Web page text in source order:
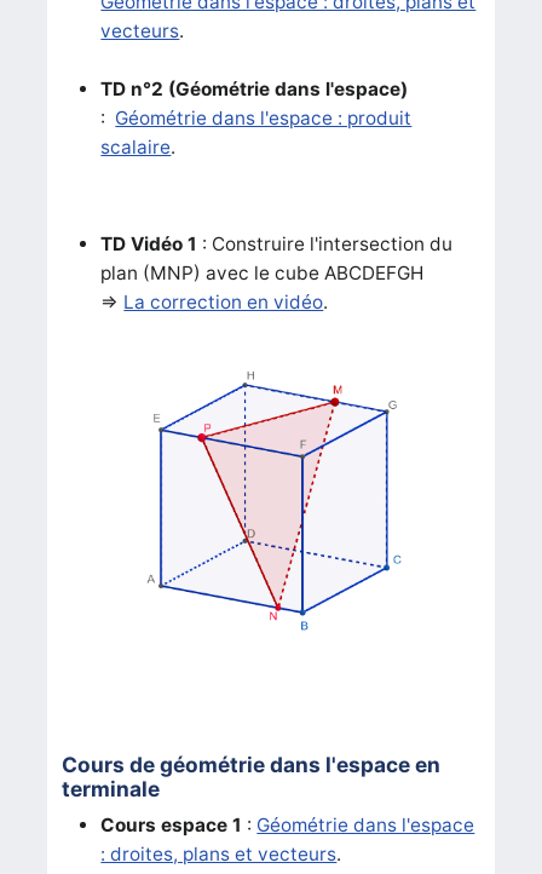
vecteurs.
TD n°2 (Géométrie dans l'espace)
: Géométrie dans l'espace : produit
scalaire.
TD Vidéo 1 : Construire l'intersection du
plan (MNP) avec le cube ABCDEFGH
=> La correction en vidéo.
Cours de géométrie dans l'espace en
terminale
Cours espace 1 : Géométrie dans l'espace
: droites, plans et vecteurs.